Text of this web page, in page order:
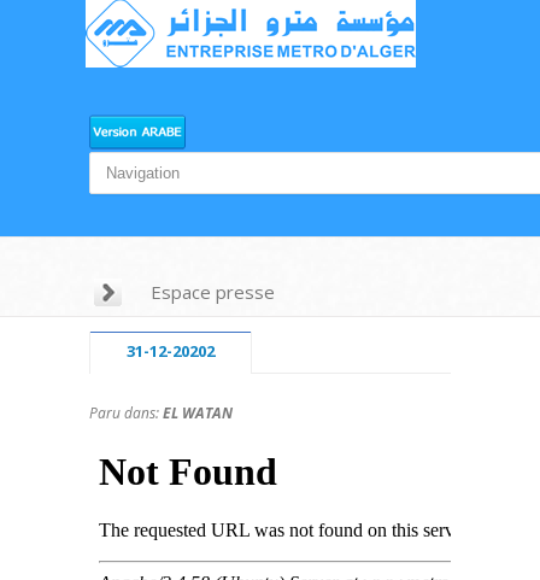
Espace presse
31-12-20202
Paru dans:EL WATAN